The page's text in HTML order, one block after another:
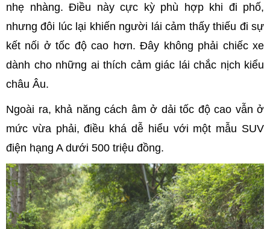
nhẹ nhàng. Điều này cực kỳ phù hợp khi đi phố,
nhưng đôi lúc lại khiến người lái cảm thấy thiếu đi sự
kết nối ở tốc độ cao hơn. Đây không phải chiếc xe
dành cho những ai thích cảm giác lái chắc nịch kiểu
châu Âu.
Ngoài ra, khả năng cách âm ở dải tốc độ cao vẫn ở
mức vừa phải, điều khá dễ hiểu với một mẫu SUV
điện hạng A dưới 500 triệu đồng.